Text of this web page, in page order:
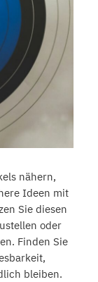
nähern,
Ideen mit
Sie diesen
oder
Finden Sie
bleiben.